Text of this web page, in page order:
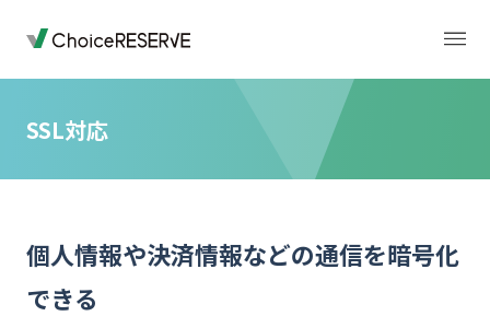
機能 導入事例
SSL対応
個人情報や決済情報などの通信を暗号化
できる